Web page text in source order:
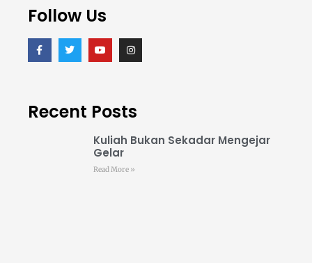
Follow Us
Recent Posts
Kuliah Bukan Sekadar Mengejar
Gelar
Read More »